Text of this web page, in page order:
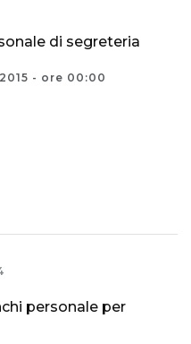
di segreteria
- ore 00:00
personale per